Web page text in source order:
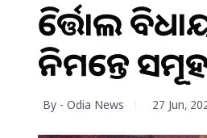
ତିର୍ତ୍ତୋଲ
ନିମନ୍ତେ
By - Odia News 27 Jun,